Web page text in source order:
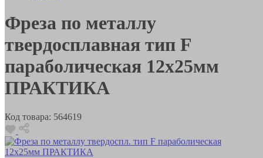
Фреза по металлу
твердосплавная тип F
параболическая 12х25мм
ПРАКТИКА
Код товара: 564619